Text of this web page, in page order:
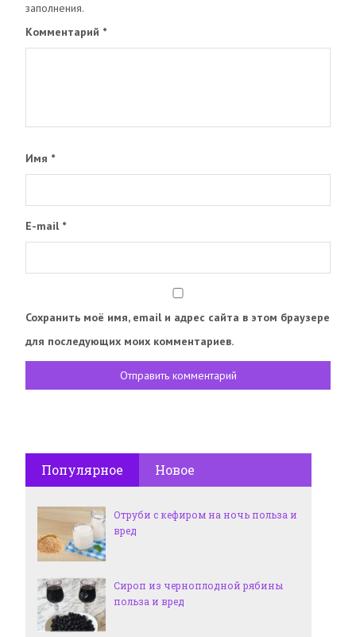
заполнения.
Комментарий *
Имя *
E-mail *
Сохранить моё имя, email и адрес сайта в этом браузере
для последующих моих комментариев.
Популярное Новое
Отруби с кефиром на ночь польза и
вред
Сироп из черноплодной рябины
польза и вред